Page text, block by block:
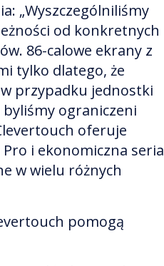
„Wyszczególniliśmy
od konkretnych
86-calowe ekrany z
tylko dlatego, że
przypadku jednostki
ograniczeni
oferuje
i ekonomiczna seria
w wielu różnych
pomogą